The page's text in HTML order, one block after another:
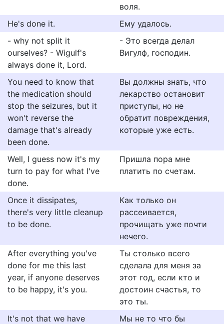
воля.
He's done it.
Ему удалось.
- why not split it
ourselves? - Wigulf's
always done it, Lord.
- Это всегда делал
Вигулф, господин.
You need to know that
the medication should
stop the seizures, but it
won't reverse the
damage that's already
been done.
Вы должны знать, что
лекарство остановит
приступы, но не
обратит повреждения,
которые уже есть.
Well, I guess now it's my
turn to pay for what I've
done.
Пришла пора мне
платить по счетам.
Once it dissipates,
there's very little cleanup
to be done.
Как только он
рассеивается,
прочищать уже почти
нечего.
After everything you've
done for me this last
year, if anyone deserves
to be happy, it's you.
Ты столько всего
сделала для меня за
этот год, если кто и
достоин счастья, то
это ты.
It's not that we have
Мы не то что бы